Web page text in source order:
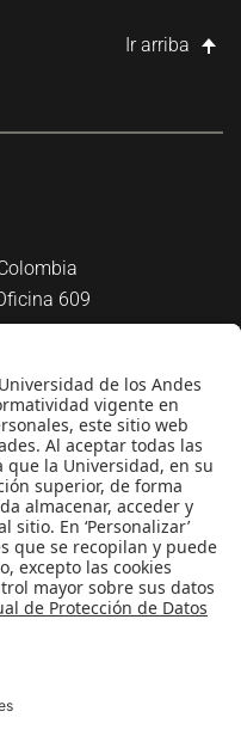
Ir arriba
609
Pública